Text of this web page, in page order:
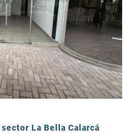
La Bella Calarcá